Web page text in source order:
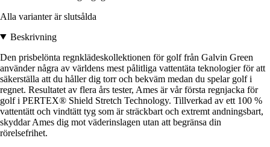
Alla varianter är slutsålda
Beskrivning
Den prisbelönta regnklädeskollektionen för golf från Galvin Green
använder några av världens mest pålitliga vattentäta teknologier för att
säkerställa att du håller dig torr och bekväm medan du spelar golf i
regnet. Resultatet av flera års tester, Ames är vår första regnjacka för
golf i PERTEX® Shield Stretch Technology. Tillverkad av ett 100 %
vattentätt och vindtätt tyg som är sträckbart och extremt andningsbart,
skyddar Ames dig mot väderinslagen utan att begränsa din
rörelsefrihet.